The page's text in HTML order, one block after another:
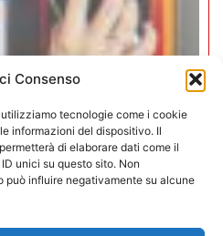
Consenso
tecnologie come i cookie
informazioni del dispositivo. Il
di elaborare dati come il
unici su questo sito. Non
può influire negativamente su alcune
5.0. CONFIDA
dedicato per gli